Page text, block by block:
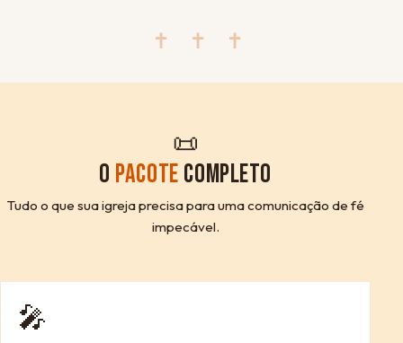
✝ ✝ ✝
📜
O PACOTE COMPLETO
Tudo o que sua igreja precisa para uma comunicação de fé
impecável.
🎤